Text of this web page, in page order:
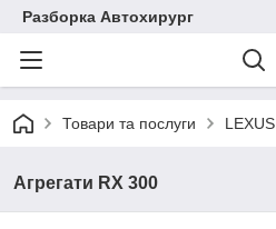
Разборка Автохирург
Товари та послуги LEXUS
Агрегати RX 300